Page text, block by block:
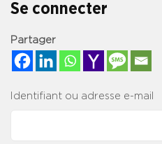
Se connecter
Partager
Identifiant ou adresse e-mail